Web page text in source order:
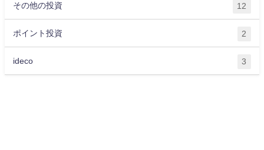
その他の投資 12
ポイント投資 2
ideco 3